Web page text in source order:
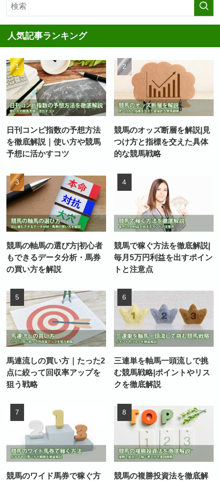
人気記事ランキング
日刊コンピ指数の予想方法
を徹底解説｜使い方や競馬
予想に活かすコツ
競馬のオッズ断層を解説|見
つけ方と指標を交えた具体
的な競馬戦略
競馬の軸馬の選び方|初心者
もできるデータ分析・馬券
の買い方を解説
競馬で稼ぐ方法を徹底解説|
毎月5万円利益を出すポイン
トと注意点
馬連流しの買い方｜たった2
点に絞って回収率アップを
狙う戦略
三連単を軸馬一頭流しで挑
む競馬戦略|ポイントやリス
クを徹底解説
競馬のワイド馬券で稼ぐ方
競馬の複勝投資法を徹底解